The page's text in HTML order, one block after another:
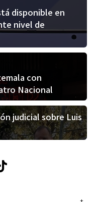
disponible en
nivel de
con
Nacional
judicial sobre Luis
+